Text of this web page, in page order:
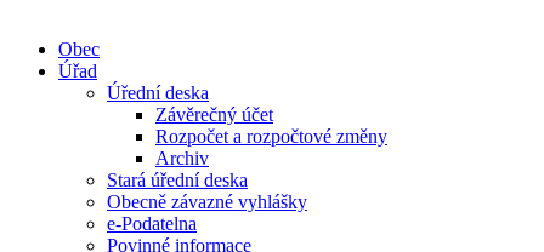
Obec
Úřad
Úřední deska
Závěrečný účet
Rozpočet a rozpočtové změny
Archiv
Stará úřední deska
Obecně závazné vyhlášky
e-Podatelna
Povinné informace